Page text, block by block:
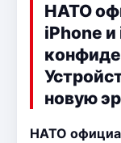
НАТО
iPhone и
новую
НАТО